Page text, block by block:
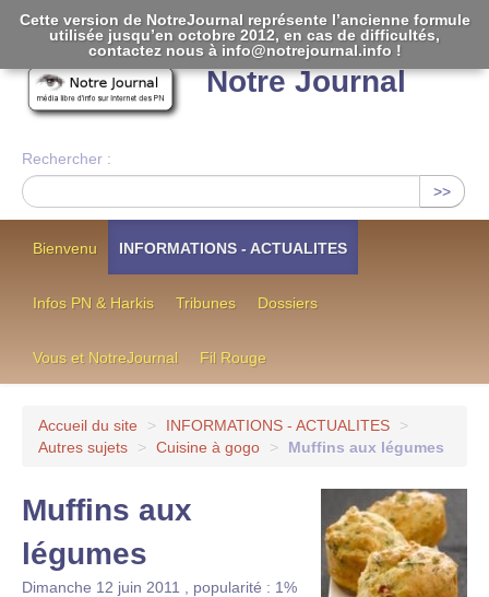
Notre Journal
Rechercher :
>>
Bienvenu INFORMATIONS - ACTUALITES
Infos PN & Harkis Tribunes Dossiers
Vous et NotreJournal Fil Rouge
Accueil du site > INFORMATIONS - ACTUALITES
>
Autres sujets
> Cuisine à gogo > Muffins aux légumes
Muffins aux
légumes
Dimanche 12 juin 2011
popularité : 1%
Cette version de NotreJournal représente l’ancienne formule
utilisée jusqu’en octobre 2012, en cas de difficultés,
contactez nous à info@notrejournal.info !